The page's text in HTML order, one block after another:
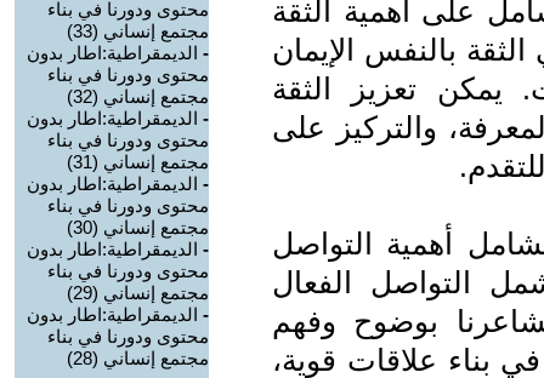
على أهمية الثقة
بالنفس الإيمان
يمكن تعزيز الثقة
والتركيز على
أهمية التواصل
التواصل الفعال
بوضوح وفهم
بناء علاقات قوية،
محتوى ودورنا في بناء
مجتمع إنساني (33)
- الديمقراطية:اطار بدون
محتوى ودورنا في بناء
مجتمع إنساني (32)
- الديمقراطية:اطار بدون
محتوى ودورنا في بناء
مجتمع إنساني (31)
- الديمقراطية:اطار بدون
محتوى ودورنا في بناء
مجتمع إنساني (30)
- الديمقراطية:اطار بدون
محتوى ودورنا في بناء
مجتمع إنساني (29)
- الديمقراطية:اطار بدون
محتوى ودورنا في بناء
مجتمع إنساني (28)